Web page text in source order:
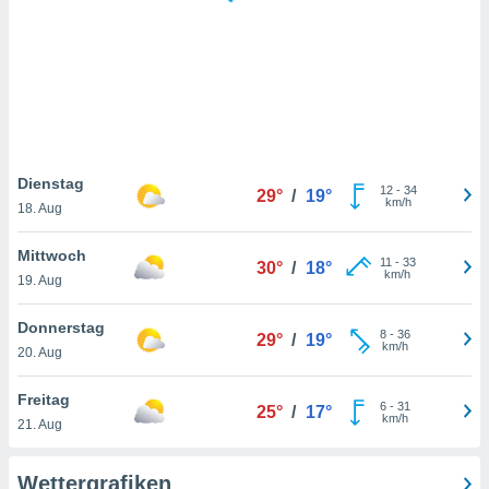
nicht
von
und
auf
klicken.
Dienstag
18. Aug
29° / 19° 12- 34
km/h
Mittwoch
19. Aug
30° / 18° 11 - 33
km/h
Donnerstag
20. Aug
29° / 19° 8- 36
km/h
Freitag
21. Aug
25° / 17° 6- 31
km/h
Wettergrafiken